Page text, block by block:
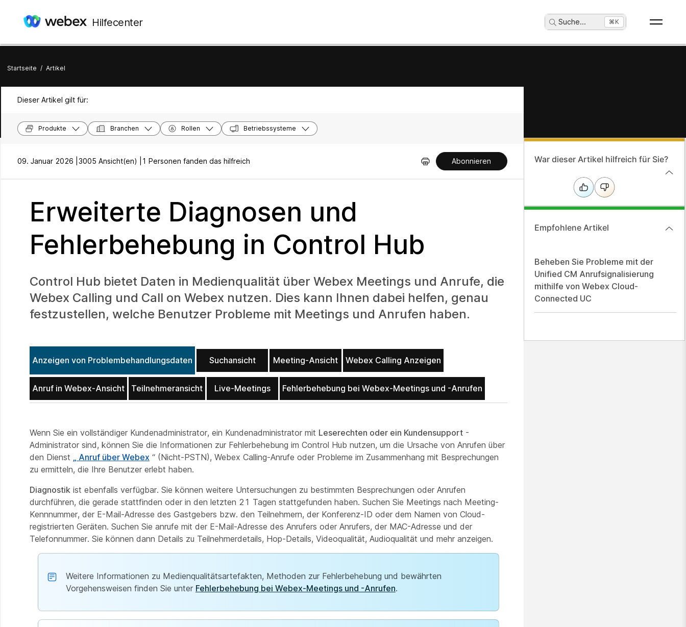
Hilfecenter Suche... ⌘K
Startseite / Artikel
Dieser Artikel gilt für:
Produkte Branchen Rollen Betriebssysteme
09. Januar 2026 | 3005 Ansicht(en) | 1 Personen fanden das hilfreich Abonnieren
Erweiterte Diagnosen und
Fehlerbehebung in Control Hub
Control Hub bietet Daten in Medienqualität über Webex Meetings und Anrufe, die
Webex Calling und Call on Webex nutzen. Dies kann Ihnen dabei helfen, genau
festzustellen, welche Benutzer Probleme mit Meetings und Anrufen haben.
Anzeigen von Problembehandlungsdaten Suchansicht Meeting-Ansicht Webex Calling Anzeigen
Anruf in Webex-Ansicht Teilnehmeransicht Live-Meetings Fehlerbehebung bei Webex-Meetings und -Anrufen
Wenn Sie ein vollständiger Kundenadministrator, ein Kundenadministrator mit Leserechten oder ein Kundensupport -
Administrator sind, können Sie die Informationen zur Fehlerbehebung im Control Hub nutzen, um die Ursache von Anrufen über
den Dienst „ Anruf über Webex “ (Nicht-PSTN), Webex Calling-Anrufe oder Probleme im Zusammenhang mit Besprechungen
zu ermitteln, die Ihre Benutzer erlebt haben.
Diagnostik ist ebenfalls verfügbar. Sie können weitere Untersuchungen zu bestimmten Besprechungen oder Anrufen
durchführen, die gerade stattfinden oder in den letzten 21 Tagen stattgefunden haben. Suchen Sie Meetings nach Meeting-
Kennnummer, der E-Mail-Adresse des Gastgebers bzw. den Teilnehmern, der Konferenz-ID oder dem Namen von Cloud-
registrierten Geräten. Suchen Sie anrufe mit der E-Mail-Adresse des Anrufers oder Anrufers, der MAC-Adresse und der
Telefonnummer. Sie können dann Details zu Teilnehmerdetails, Hop-Details, Videoqualität, Audioqualität und mehr anzeigen.
Weitere Informationen zu Medienqualitätsartefakten, Methoden zur Fehlerbehebung und bewährten
Vorgehensweisen finden Sie unter Fehlerbehebung bei Webex-Meetings und -Anrufen.
War dieser Artikel hilfreich für Sie?
Empfohlene Artikel
Beheben Sie Probleme mit der
Unified CM Anrufsignalisierung
mithilfe von Webex Cloud-
Connected UC